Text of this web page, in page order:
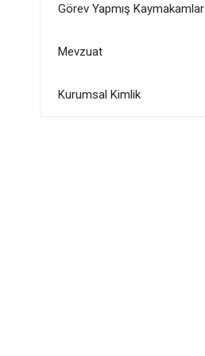
Görev Yapmış Kaymakamlar
Mevzuat
Kurumsal Kimlik